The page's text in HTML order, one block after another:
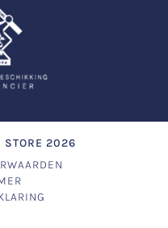
STORE 2026